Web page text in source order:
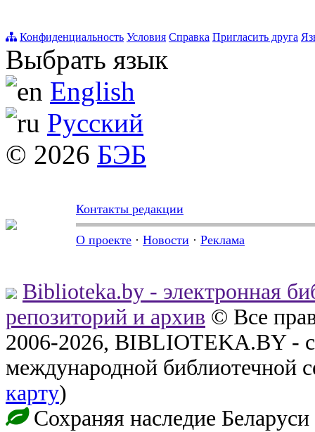
Конфиденциальность Условия Справка Пригласить друга
Выбрать язык
English
Русский
© 2026 БЭБ
Контакты редакции
О проекте · Новости · Реклама
Biblioteka.by - электронная
репозиторий и архив © Все
2006-2026, BIBLIOTEKA.BY -
международной библиотечной
карту)
Сохраняя наследие Беларуси